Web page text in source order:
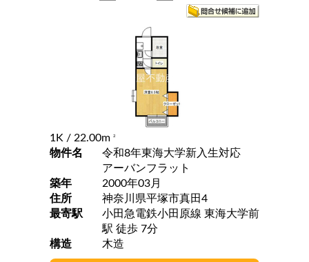
1K / 22.00m 2
物件名
令和8年東海大学新入生対応
アーバンフラット
築年
2000年03月
住所
神奈川県平塚市真田4
最寄駅
小田急電鉄小田原線 東海大学前
駅 徒歩 7分
構造
木造